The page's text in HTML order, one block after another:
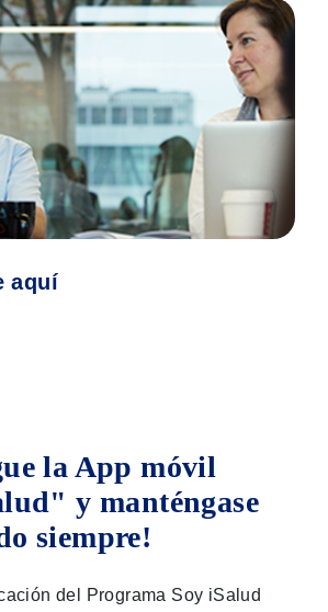
aquí
la App móvil
y manténgase
siempre!
del Programa Soy iSalud